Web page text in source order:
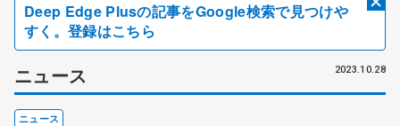
Deep Edge Plusの記事をGoogle検索で見つけや
すく。登録はこちら
ニュース 2023.10.28
ニュース